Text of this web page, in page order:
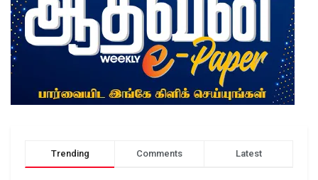
Trending Comments Latest